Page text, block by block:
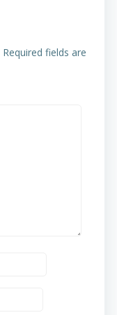
Required fields are